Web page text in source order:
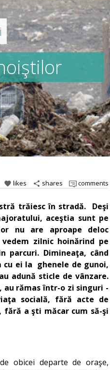
favorite likes share shares comments
trăiesc în stradă. Deşi
aceştia sunt pe
nu are aproape deloc
zilnic hoinărind pe
parcuri. Dimineaţa, când
cu ei la ghenele de gunoi,
adună sticle de vânzare.
au rămas într-o zi singuri -
socială, fără acte de
a şti măcar cum să-şi
obicei departe de oraşe,